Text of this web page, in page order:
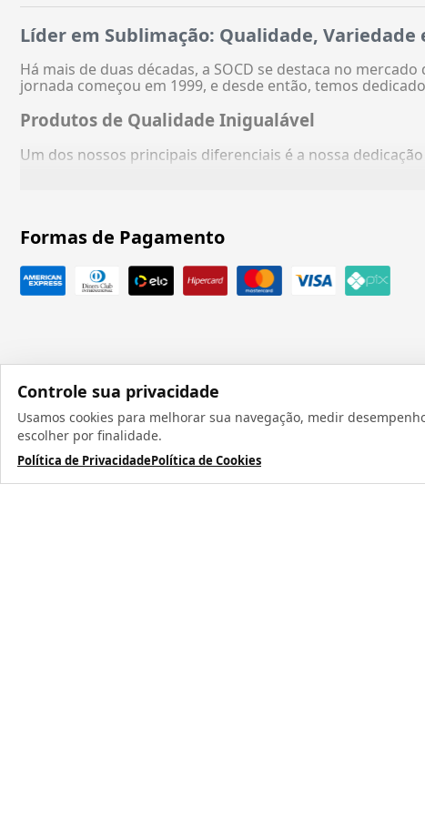
Controle sua privacidade
Usamos cookies para melhorar sua navegação, medir
escolher por finalidade.
Política de PrivacidadePolítica de Cookies
Líder em Sublimação: Qualidade,
Há mais de duas décadas, a SOCD se destaca no
jornada começou em 1999, e desde então, temos
Produtos de Qualidade Inigualável
Um dos nossos principais diferenciais é a nossa
Formas de Pagamento